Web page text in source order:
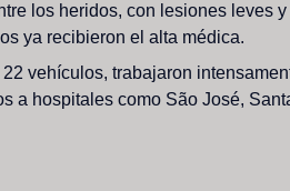
los heridos, con lesiones leves y
ya recibieron el alta médica.
22 vehículos, trabajaron
a hospitales como São José,